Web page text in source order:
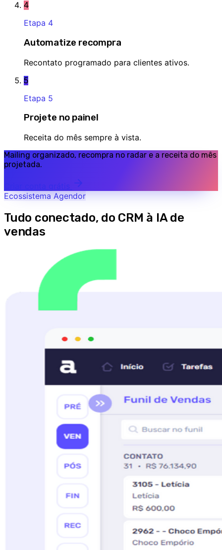
4
Etapa 4
Automatize recompra
Recontato programado para clientes ativos.
5
Etapa 5
Projete no painel
Receita do mês sempre à vista.
Mailing organizado, recompra no radar e a receita do mês
projetada.
Criar conta grátis
Ecossistema Agendor
Tudo conectado, do CRM à IA de
vendas